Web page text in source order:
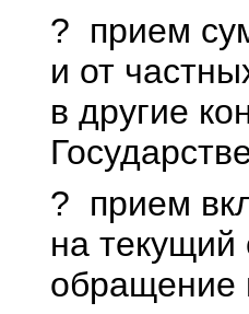
? прием
и от
в другие
? прием
на текущий
обращение